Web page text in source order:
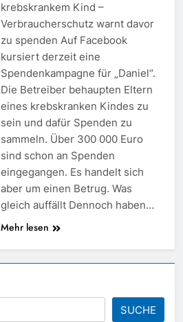
krebskrankem Kind –
Verbraucherschutz warnt davor
zu spenden Auf Facebook
kursiert derzeit eine
Spendenkampagne für „Daniel“.
Die Betreiber behaupten Eltern
eines krebskranken Kindes zu
sein und dafür Spenden zu
sammeln. Über 300 000 Euro
sind schon an Spenden
eingegangen. Es handelt sich
aber um einen Betrug. Was
gleich auffällt Dennoch haben…
Mehr lesen
SUCHE